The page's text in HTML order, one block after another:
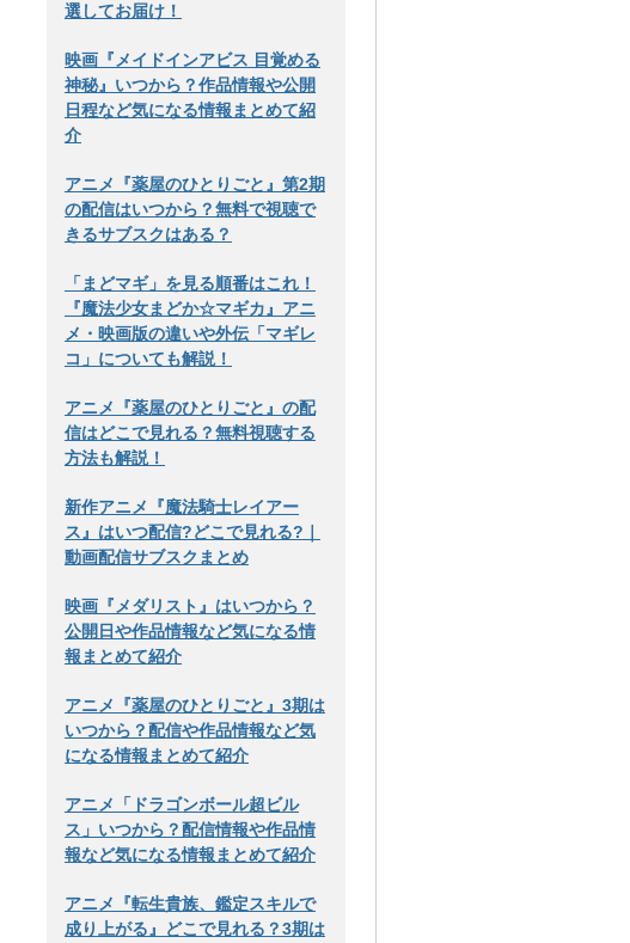
選してお届け！
映画『メイドインアビス 目覚める
神秘』いつから？作品情報や公開
日程など気になる情報まとめて紹
介
アニメ『薬屋のひとりごと』第2期
の配信はいつから？無料で視聴で
きるサブスクはある？
「まどマギ」を見る順番はこれ！
『魔法少女まどか☆マギカ』アニ
メ・映画版の違いや外伝「マギレ
コ」についても解説！
アニメ『薬屋のひとりごと』の配
信はどこで見れる？無料視聴する
方法も解説！
新作アニメ『魔法騎士レイアー
ス』はいつ配信?どこで見れる?｜
動画配信サブスクまとめ
映画『メダリスト』はいつから？
公開日や作品情報など気になる情
報まとめて紹介
アニメ『薬屋のひとりごと』3期は
いつから？配信や作品情報など気
になる情報まとめて紹介
アニメ「ドラゴンボール超ビル
ス」いつから？配信情報や作品情
報など気になる情報まとめて紹介
アニメ『転生貴族、鑑定スキルで
成り上がる』どこで見れる？3期は